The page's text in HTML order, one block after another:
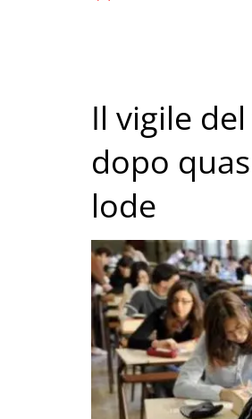
Il vigile
dopo
lode